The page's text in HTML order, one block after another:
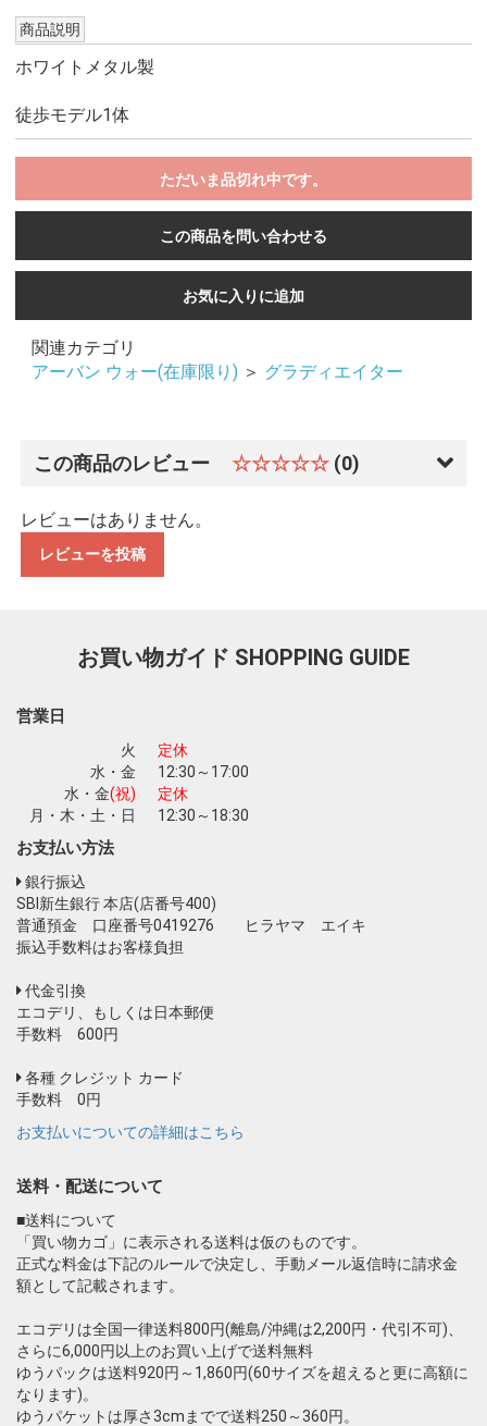
商品説明
ホワイトメタル製
徒歩モデル1体
ただいま品切れ中です。
この商品を問い合わせる
お買い物を続ける
お気に入りに追加
関連カテゴリ
アーバン ウォー(在庫限り) ＞ グラディエイター
この商品のレビュー ☆☆☆☆☆ (0)
レビューはありません。
レビューを投稿
お買い物ガイド SHOPPING GUIDE
営業日
火
定休
水・金
12:30～17:00
水・金(祝)
定休
月・木・土・日
12:30～18:30
お支払い方法
銀行振込
SBI新生銀行 本店(店番号400)
普通預金 口座番号0419276 ヒラヤマ エイキ
振込手数料はお客様負担
代金引換
エコデリ、もしくは日本郵便
手数料 600円
各種 クレジット カード
手数料 0円
お支払いについての詳細はこちら
送料・配送について
■送料について
「買い物カゴ」に表示される送料は仮のものです。
正式な料金は下記のルールで決定し、手動メール返信時に請求金
額として記載されます。
エコデリは全国一律送料800円(離島/沖縄は2,200円・代引不可)、
さらに6,000円以上のお買い上げで送料無料
ゆうパックは送料920円～1,860円(60サイズを超えると更に高額に
なります)。
ゆうパケットは厚さ3cmまでで送料250～360円。